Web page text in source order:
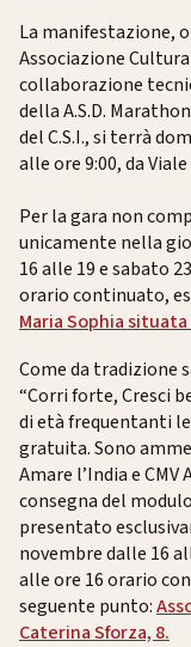
La manifestazione,
Associazione
collaborazione
della A.S.D.
del C.S.I., si terrà
alle ore 9:00, da
Per la gara non
unicamente nella
16 alle 19 e sabato
orario continuato,
Maria Sophia
Come da tradizione
“Corri forte, Cresci
di età frequentanti
gratuita. Sono
Amare l’India e
consegna del
presentato
novembre dalle 16
alle ore 16 orario
seguente punto:
Caterina Sforza, 8.